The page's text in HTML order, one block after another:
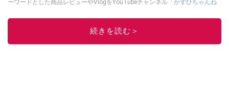
ーワードとした商品レビューやVlogをYouTubeチャンネル「かずひちゃんね
ん である。
続きを読む＞